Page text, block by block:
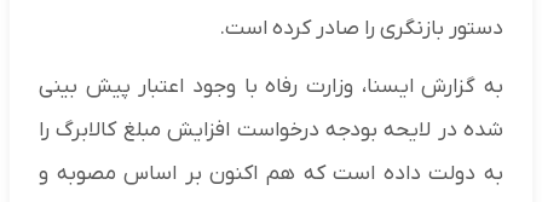
دستور بازنگری را صادر کرده است.
به گزارش ایسنا، وزارت رفاه با وجود اعتبار پیش بینی
شده در لایحه بودجه درخواست افزایش مبلغ کالابرگ را
به دولت داده است که هم اکنون بر اساس مصوبه و